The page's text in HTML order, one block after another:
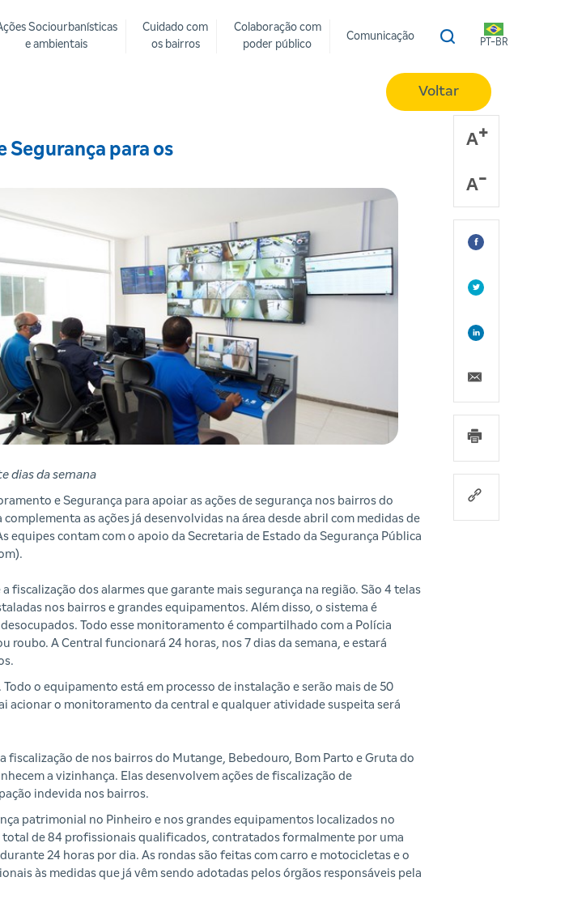
Sociourbanísticas
e ambientais
Cuidado com
os bairros
Colaboração com
poder público
Comunicação
PT-BR
Voltar
Segurança para os
A
A
dias da semana
e Segurança para apoiar as ações de segurança nos bairros do
as ações já desenvolvidas na área desde abril com medidas de
equipes contam com o apoio da Secretaria de Estado da Segurança Pública
dos alarmes que garante mais segurança na região. São 4 telas
nos bairros e grandes equipamentos. Além disso, o sistema é
Todo esse monitoramento é compartilhado com a Polícia
roubo. A Central funcionará 24 horas, nos 7 dias da semana, e estará
o equipamento está em processo de instalação e serão mais de 50
acionar o monitoramento da central e qualquer atividade suspeita será
de nos bairros do Mutange, Bebedouro, Bom Parto e Gruta do
a vizinhança. Elas desenvolvem ações de fiscalização de
indevida nos bairros.
patrimonial no Pinheiro e nos grandes equipamentos localizados no
total de 84 profissionais qualificados, contratados formalmente por uma
24 horas por dia. As rondas são feitas com carro e motocicletas e o
às medidas que já vêm sendo adotadas pelos órgãos responsáveis pela